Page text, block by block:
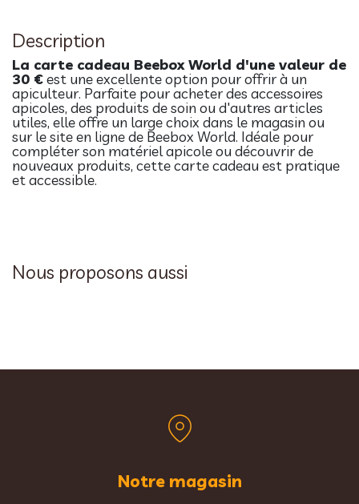
Description
La carte cadeau Beebox World d'une valeur de
30 €est une excellente option pour offrir à un
apiculteur. Parfaite pour acheter des accessoires
apicoles, des produits de soin ou d'autres articles
utiles, elle offre un large choix dans le magasin ou
sur le site en ligne de Beebox World. Idéale pour
compléter son matériel apicole ou découvrir de
nouveaux produits, cette carte cadeau est pratique
et accessible.
Nous proposons aussi
Notre magasin